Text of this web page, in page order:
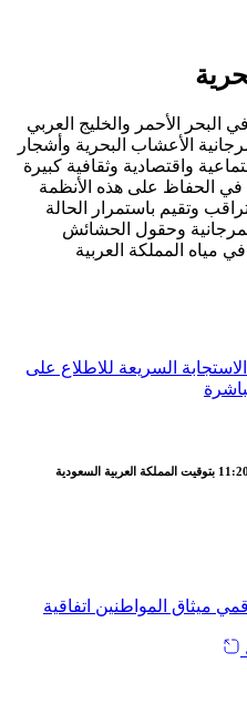
البحر الأحمر والخليج العربي
الأعشاب البحرية وأشجار
واقتصادية وثقافية كبيرة
في الحفاظ على هذه الأنظمة
وتقيم باستمرار الحالة
وحقول الحشائش
مياه المملكة العربية
السريعة للاطلاع على
ميثاق المواطنين اتفاقية